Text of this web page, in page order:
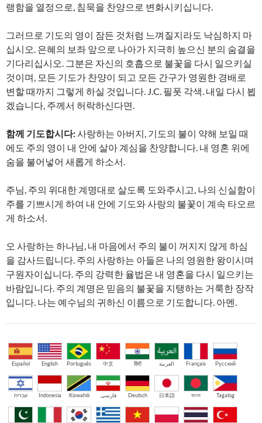
랭함을 열정으로, 침묵을 찬양으로 변화시키십니다.
그러므로 기도의 영이 잠든 것처럼 느껴질지라도 낙심하지 마
십시오. 은혜의 보좌 앞으로 나아가 지극히 높으신 분의 숨결을
기다리십시오. 그분은 자신의 호흡으로 불꽃을 다시 일으키실
것이며, 모든 기도가 찬양이 되고 모든 간구가 영원한 경배로
변할 때까지 그렇게 하실 것입니다. J.C. 필폿 각색. 내일 다시 뵙
겠습니다, 주께서 허락하신다면.
함께 기도합시다:사랑하는 아버지, 기도의 불이 약해 보일 때
에도 주의 영이 내 안에 살아 계심을 찬양합니다. 내 영혼 위에
숨을 불어넣어 새롭게 하소서.
주님, 주의 위대한 계명대로 살도록 도와주시고, 나의 신실함이
주를 기쁘시게 하여 내 안에 기도와 사랑의 불꽃이 계속 타오르
게 하소서.
오 사랑하는 하나님, 내 마음에서 주의 불이 꺼지지 않게 하심
을 감사드립니다. 주의 사랑하는 아들은 나의 영원한 왕이시며
구원자이십니다. 주의 강력한 율법은 내 영혼을 다시 일으키는
바람입니다. 주의 계명은 믿음의 불꽃을 지탱하는 거룩한 장작
입니다. 나는 예수님의 귀하신 이름으로 기도합니다. 아멘.
Español English Português 中文 हिंदी العربية Français Русский
עברית Indonesia Kiswahili فارسی Deutsch 日本語 বাংলা Tagalog